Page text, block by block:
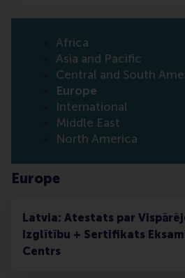
Africa
Asia and Pacific
Central and South
Europe
International
Middle East
North America
Europe
Latvia: Atestats par
Izglītību + Sertifikats
Centrs